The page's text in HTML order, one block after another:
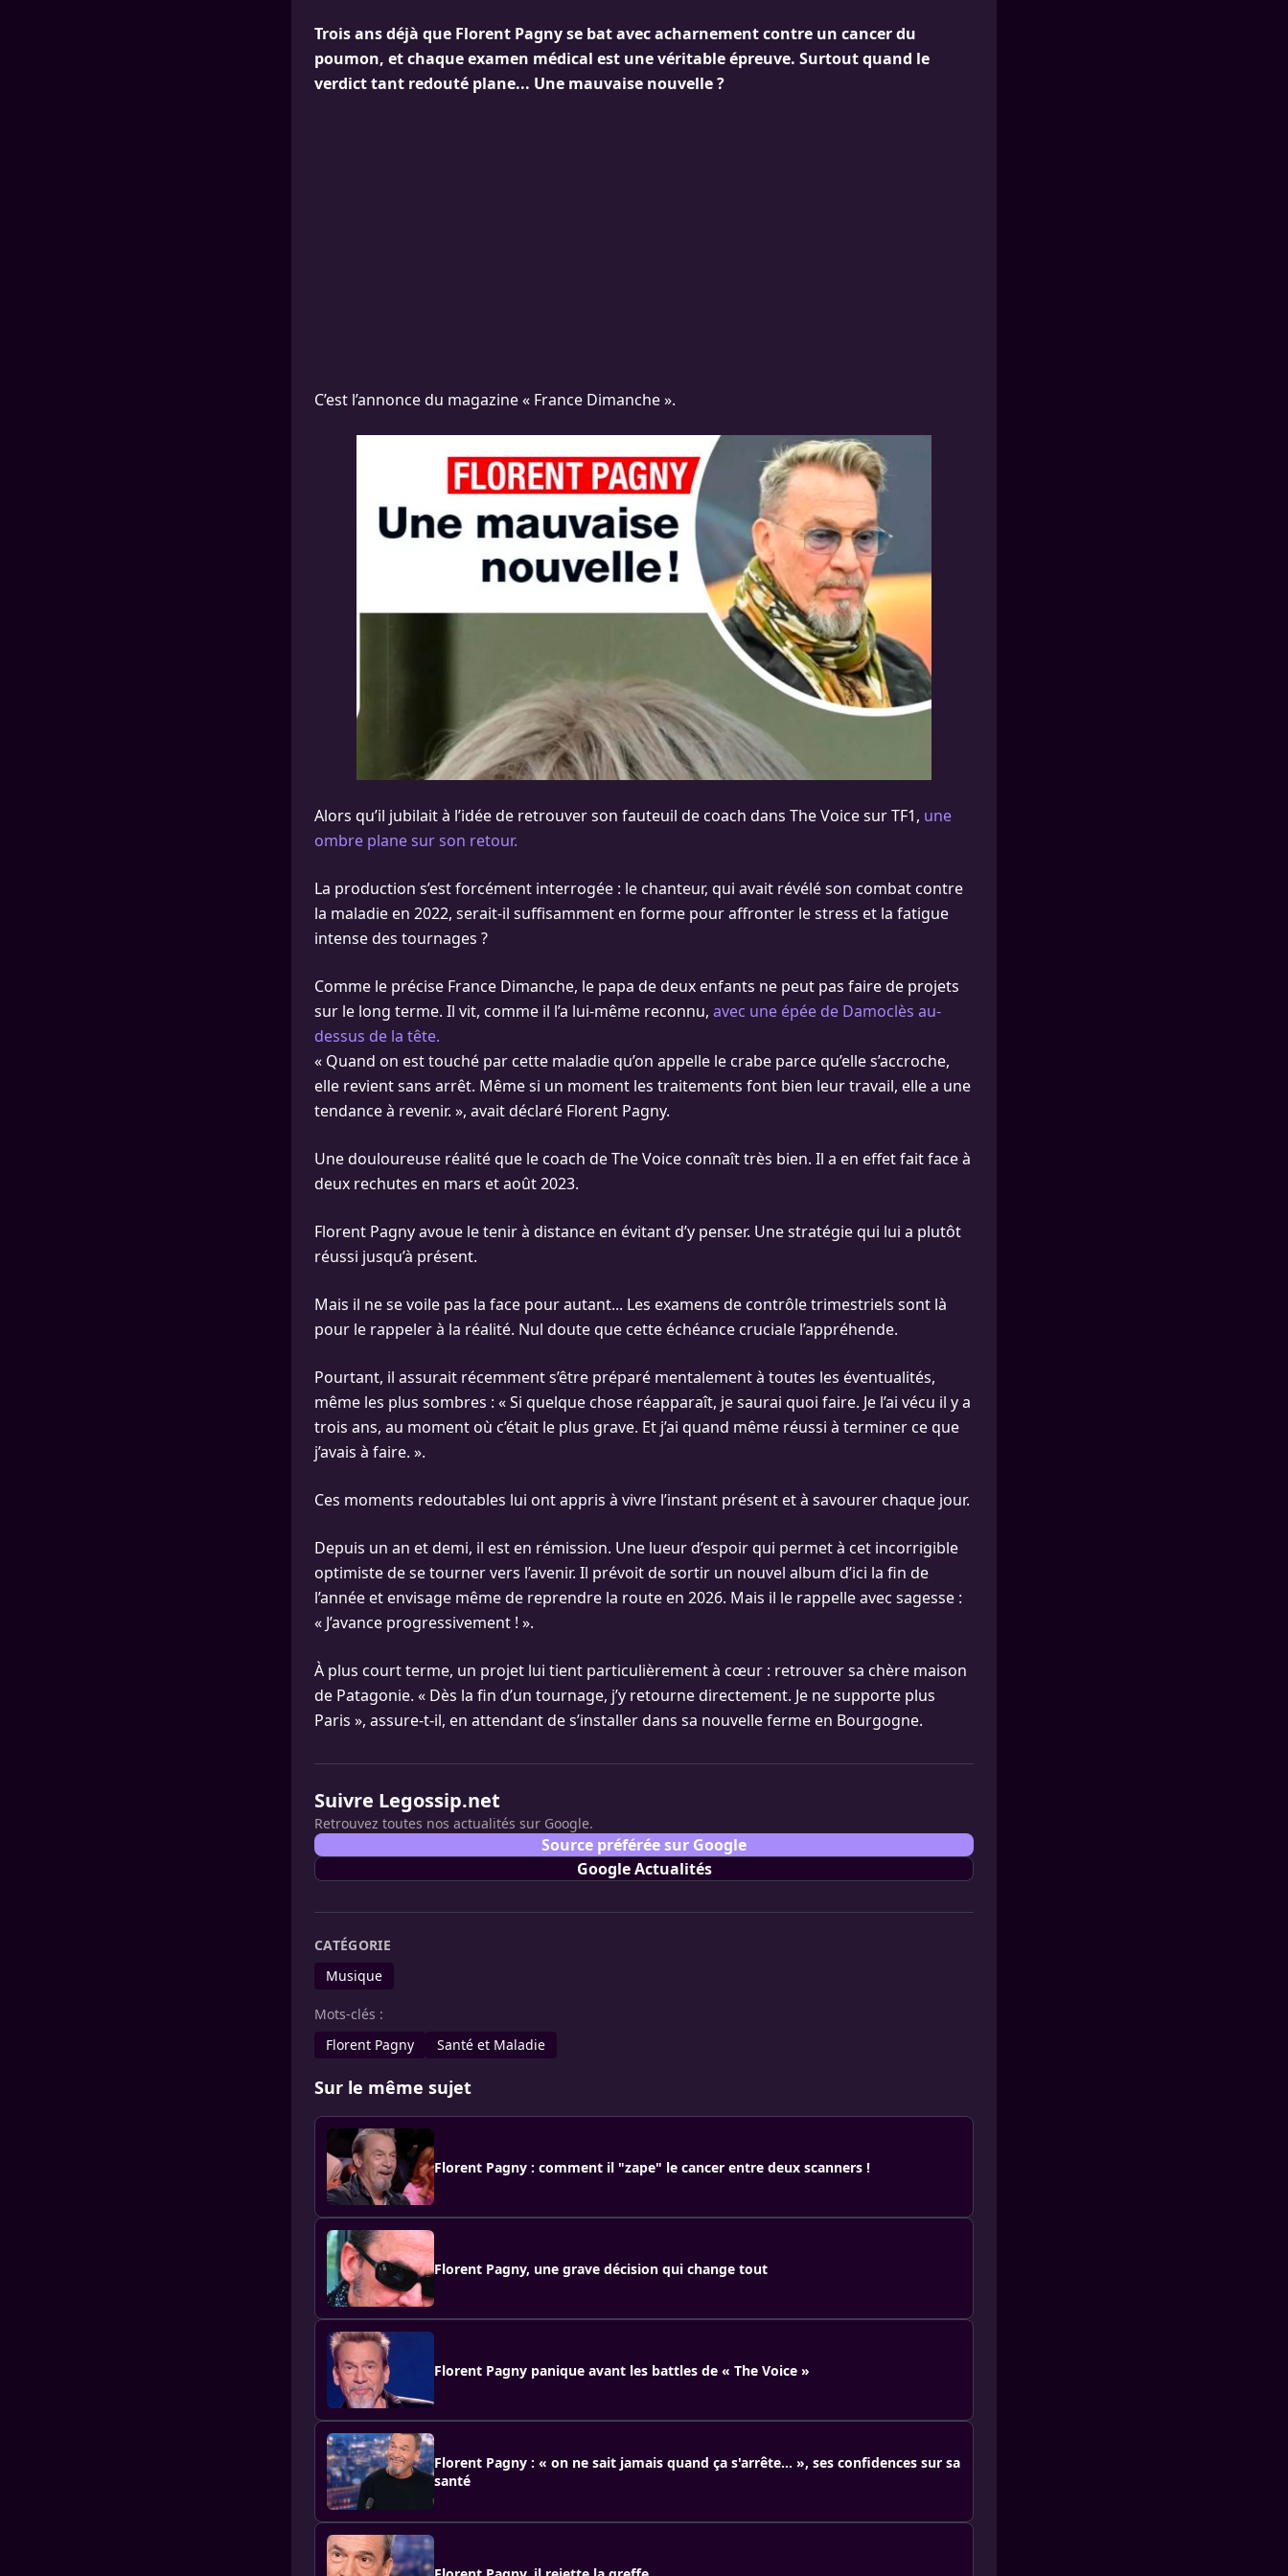
Trois ans déjà que Florent Pagny se bat avec acharnement contre un cancer du
poumon, et chaque examen médical est une véritable épreuve. Surtout quand le
verdict tant redouté plane... Une mauvaise nouvelle ?
C’est l’annonce du magazine « France Dimanche ».
Alors qu’il jubilait à l’idée de retrouver son fauteuil de coach dans The Voice sur TF1, une
ombre plane sur son retour.
La production s’est forcément interrogée : le chanteur, qui avait révélé son combat contre
la maladie en 2022, serait-il suffisamment en forme pour affronter le stress et la fatigue
intense des tournages ?
Comme le précise France Dimanche, le papa de deux enfants ne peut pas faire de projets
sur le long terme. Il vit, comme il l’a lui-même reconnu, avec une épée de Damoclès au-
dessus de la tête.
« Quand on est touché par cette maladie qu’on appelle le crabe parce qu’elle s’accroche,
elle revient sans arrêt. Même si un moment les traitements font bien leur travail, elle a une
tendance à revenir. », avait déclaré Florent Pagny.
Une douloureuse réalité que le coach de The Voice connaît très bien. Il a en effet fait face à
deux rechutes en mars et août 2023.
Florent Pagny avoue le tenir à distance en évitant d’y penser. Une stratégie qui lui a plutôt
réussi jusqu’à présent.
Mais il ne se voile pas la face pour autant... Les examens de contrôle trimestriels sont là
pour le rappeler à la réalité. Nul doute que cette échéance cruciale l’appréhende.
Pourtant, il assurait récemment s’être préparé mentalement à toutes les éventualités,
même les plus sombres : « Si quelque chose réapparaît, je saurai quoi faire. Je l’ai vécu il y a
trois ans, au moment où c’était le plus grave. Et j’ai quand même réussi à terminer ce que
j’avais à faire. ».
Ces moments redoutables lui ont appris à vivre l’instant présent et à savourer chaque jour.
Depuis un an et demi, il est en rémission. Une lueur d’espoir qui permet à cet incorrigible
optimiste de se tourner vers l’avenir. Il prévoit de sortir un nouvel album d’ici la fin de
l’année et envisage même de reprendre la route en 2026. Mais il le rappelle avec sagesse :
« J’avance progressivement ! ».
À plus court terme, un projet lui tient particulièrement à cœur : retrouver sa chère maison
de Patagonie. « Dès la fin d’un tournage, j’y retourne directement. Je ne supporte plus
Paris », assure-t-il, en attendant de s’installer dans sa nouvelle ferme en Bourgogne.
Suivre Legossip.net
Retrouvez toutes nos actualités sur Google.
Source préférée sur Google
Google Actualités
CATÉGORIE
Musique
Mots-clés :
Florent Pagny
Santé et Maladie
Sur le même sujet
Florent Pagny : comment il "zape" le cancer entre deux scanners !
Florent Pagny, une grave décision qui change tout
Florent Pagny panique avant les battles de « The Voice »
Florent Pagny : « on ne sait jamais quand ça s'arrête… », ses confidences sur sa
santé